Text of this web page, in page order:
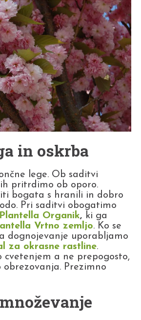
in oskrba
lege. Ob saditvi
pritrdimo ob oporo.
bogata s hranili in dobro
Pri saditvi obogatimo
Plantella Organik, ki ga
Vrtno zemljo. Ko se
dognojevanje uporabljamo
za okrasne rastline.
cvetenjem a ne prepogosto,
Prezimno